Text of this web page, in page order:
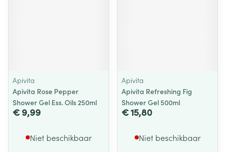
Apivita
Apivita Rose Pepper
Shower Gel Ess. Oils 250ml
€ 9,99
Niet beschikbaar
Apivita
Apivita Refreshing Fig
Shower Gel 500ml
€ 15,80
Niet beschikbaar